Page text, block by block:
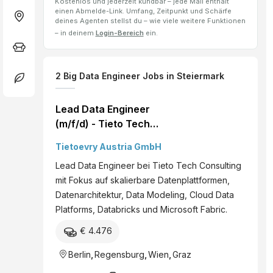
einen Abmelde-Link. Umfang, Zeitpunkt und Schärfe
deines Agenten stellst du – wie viele weitere Funktionen
– in deinem Login-Bereich ein.
2 Big Data Engineer Jobs in Steiermark
Lead Data Engineer
(m/f/d) - Tieto Tech
Tietoevry Austria GmbH
Lead Data Engineer bei Tieto Tech Consulting
mit Fokus auf skalierbare Datenplattformen,
Datenarchitektur, Data Modeling, Cloud Data
Platforms, Databricks und Microsoft Fabric.
€ 4.476
Berlin Regensburg Wien Graz